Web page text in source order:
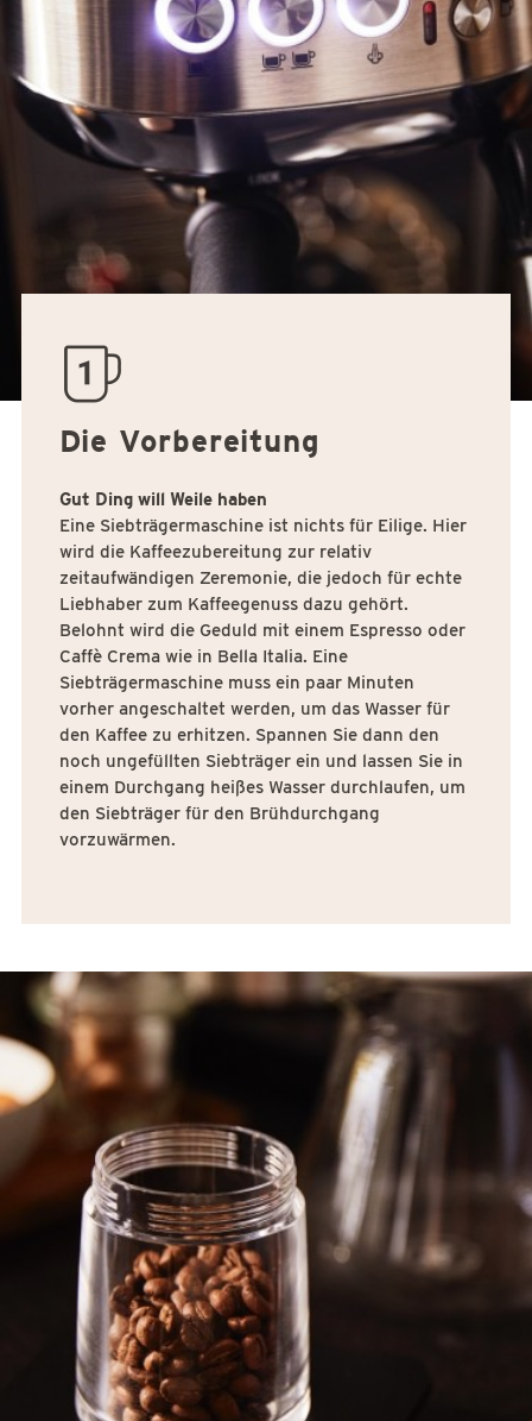
quantity01
Die Vorbereitung
Gut Ding will Weile haben
Eine Siebträgermaschine ist nichts für Eilige. Hier
wird die Kaffeezubereitung zur relativ
zeitaufwändigen Zeremonie, die jedoch für echte
Liebhaber zum Kaffeegenuss dazu gehört.
Belohnt wird die Geduld mit einem Espresso oder
Caffè Crema wie in Bella Italia. Eine
Siebträgermaschine muss ein paar Minuten
vorher angeschaltet werden, um das Wasser für
den Kaffee zu erhitzen. Spannen Sie dann den
noch ungefüllten Siebträger ein und lassen Sie in
einem Durchgang heißes Wasser durchlaufen, um
den Siebträger für den Brühdurchgang
vorzuwärmen.